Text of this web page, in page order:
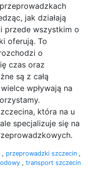
jak działają
przede wszystkim o
oferują. To
o
czas oraz
są z całą
wpływają na
która na u
specjalizuje się na
, przeprowadzki szczecin ,
, transport szczecin